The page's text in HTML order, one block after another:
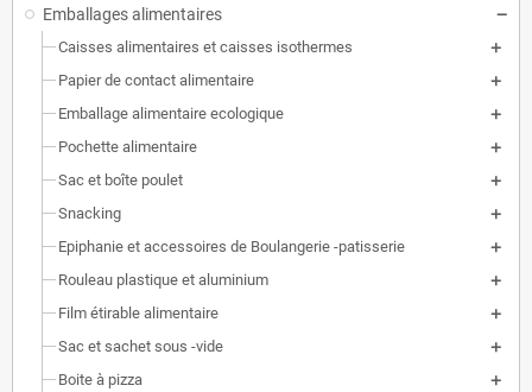
Emballages alimentaires
Caisses alimentaires et caisses isothermes
Papier de contact alimentaire
Emballage alimentaire ecologique
Pochette alimentaire
Sac et boîte poulet
Snacking
Epiphanie et accessoires de Boulangerie -patisserie
Rouleau plastique et aluminium
Film étirable alimentaire
Sac et sachet sous -vide
Boite à pizza